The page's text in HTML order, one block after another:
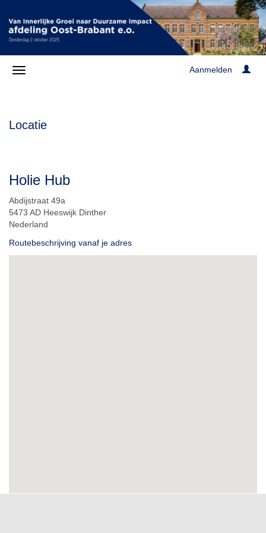
Aanmelden
Locatie
Holie Hub
Abdijstraat 49a
5473 AD Heeswijk Dinther
Nederland
Routebeschrijving vanaf je adres